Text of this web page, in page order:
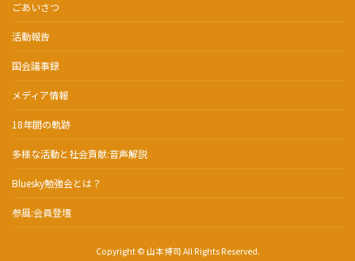
ごあいさつ
活動報告
国会議事録
メディア情報
18年間の軌跡
多様な活動と社会貢献:音声解説
Bluesky勉強会とは？
参風:会員登壇
Copyright © 山本博司 All Rights Reserved.